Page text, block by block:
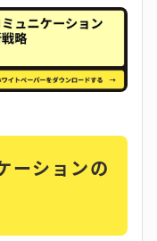
ーションの